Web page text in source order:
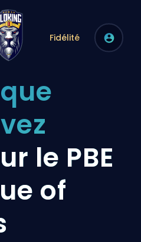
Fidélité
le PBE
of